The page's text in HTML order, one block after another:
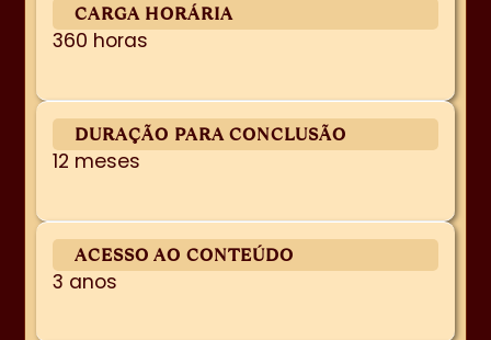
CARGA HORÁRIA
360 horas
DURAÇÃO PARA CONCLUSÃO
12 meses
ACESSO AO CONTEÚDO
3 anos